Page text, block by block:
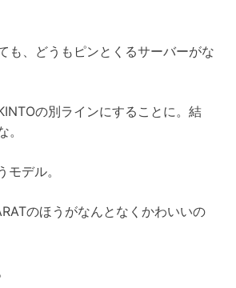
も、どうもピンとくるサーバーがな
の別ラインにすることに。結
モデル。
のほうがなんとなくかわいいの